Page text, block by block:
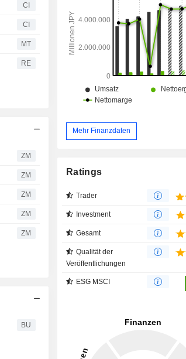
CI
CI
MT
RE
ZM
ZM
ZM
ZM
ZM
BU
Mehr Finanzdaten
Ratings
Trader
Investment
Gesamt
Qualität der
Veröffentlichungen
ESG MSCI